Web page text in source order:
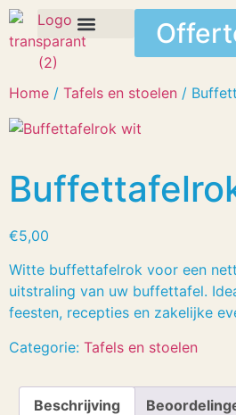
Home / Tafels en stoelen /
€5,00
Witte buffettafelrok voor een
uitstraling van uw buffettafel.
feesten, recepties en zakelijke
Categorie: Tafels en stoelen
Beschrijving